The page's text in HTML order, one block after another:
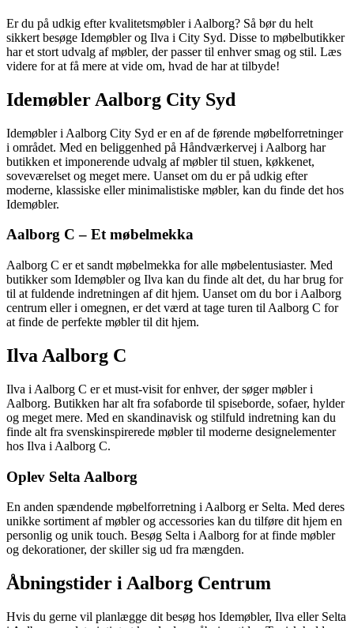
Er du på udkig efter kvalitetsmøbler i Aalborg? Så bør du helt
sikkert besøge Idemøbler og Ilva i City Syd. Disse to møbelbutikker
har et stort udvalg af møbler, der passer til enhver smag og stil. Læs
videre for at få mere at vide om, hvad de har at tilbyde!
Idemøbler Aalborg City Syd
Idemøbler i Aalborg City Syd er en af de førende møbelforretninger
i området. Med en beliggenhed på Håndværkervej i Aalborg har
butikken et imponerende udvalg af møbler til stuen, køkkenet,
soveværelset og meget mere. Uanset om du er på udkig efter
moderne, klassiske eller minimalistiske møbler, kan du finde det hos
Idemøbler.
Aalborg C – Et møbelmekka
Aalborg C er et sandt møbelmekka for alle møbelentusiaster. Med
butikker som Idemøbler og Ilva kan du finde alt det, du har brug for
til at fuldende indretningen af dit hjem. Uanset om du bor i Aalborg
centrum eller i omegnen, er det værd at tage turen til Aalborg C for
at finde de perfekte møbler til dit hjem.
Ilva Aalborg C
Ilva i Aalborg C er et must-visit for enhver, der søger møbler i
Aalborg. Butikken har alt fra sofaborde til spiseborde, sofaer, hylder
og meget mere. Med en skandinavisk og stilfuld indretning kan du
finde alt fra svenskinspirerede møbler til moderne designelementer
hos Ilva i Aalborg C.
Oplev Selta Aalborg
En anden spændende møbelforretning i Aalborg er Selta. Med deres
unikke sortiment af møbler og accessories kan du tilføre dit hjem en
personlig og unik touch. Besøg Selta i Aalborg for at finde møbler
og dekorationer, der skiller sig ud fra mængden.
Åbningstider i Aalborg Centrum
Hvis du gerne vil planlægge dit besøg hos Idemøbler, Ilva eller Selta